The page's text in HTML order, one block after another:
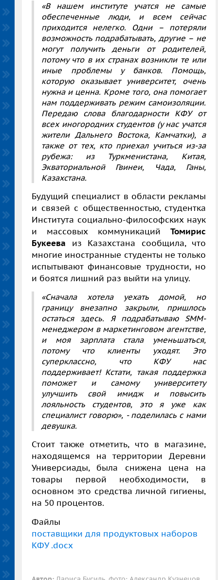
«В нашем институте учатся не самые
обеспеченные люди, и всем сейчас
приходится нелегко. Одни – потеряли
возможность подрабатывать, другие – не
могут получить деньги от родителей,
потому что в их странах возникли те или
иные проблемы у банков. Помощь,
которую оказывает университет, очень
нужна и ценна. Кроме того, она помогает
нам поддерживать режим самоизоляции.
Передаю слова благодарности КФУ от
всех иногородних студентов (у нас учатся
жители Дальнего Востока, Камчатки), а
также от тех, кто приехал учиться из-за
рубежа: из Туркменистана, Китая,
Экваториальной Гвинеи, Чада, Ганы,
Казахстана.
Будущий специалист в области рекламы
и связей с общественностью, студентка
Института социально-философских наук
и массовых коммуникаций Томирис
Букеева из Казахстана
сообщила, что
многие иностранные студенты не только
испытывают финансовые трудности, но
и боятся лишний раз выйти на улицу.
«Сначала хотела уехать домой, но
границу внезапно закрыли, пришлось
остаться здесь. Я подрабатываю SMM-
менеджером в маркетинговом агентстве,
и моя зарплата стала уменьшаться,
потому что клиенты уходят. Это
суперклассно, что КФУ нас
поддерживает! Кстати, такая поддержка
поможет и самому университету
улучшить свой имидж и повысить
лояльность студентов, это я уже как
специалист говорю», - поделилась с нами
девушка.
Стоит также отметить, что в магазине,
находящемся на территории Деревни
Универсиады, была снижена цена на
товары первой необходимости, в
основном это средства личной гигиены,
на 50 процентов.
Файлы
поставщики для продуктовых наборов
КФУ .docx